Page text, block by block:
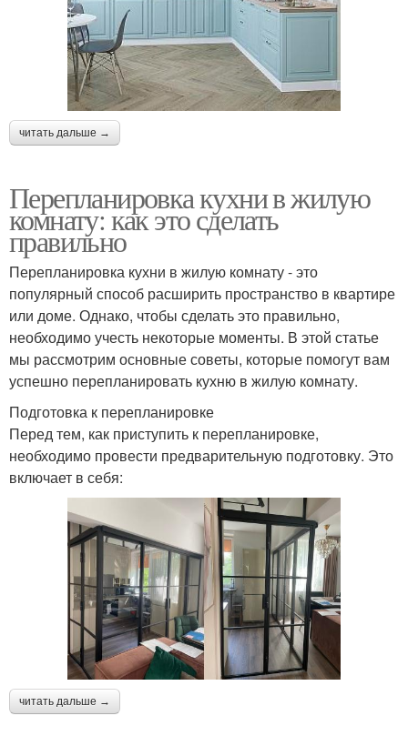
читать дальше →
Перепланировка кухни в жилую
комнату: как это сделать
правильно
Перепланировка кухни в жилую комнату - это
популярный способ расширить пространство в квартире
или доме. Однако, чтобы сделать это правильно,
необходимо учесть некоторые моменты. В этой статье
мы рассмотрим основные советы, которые помогут вам
успешно перепланировать кухню в жилую комнату.
Подготовка к перепланировке
Перед тем, как приступить к перепланировке,
необходимо провести предварительную подготовку. Это
включает в себя:
читать дальше →